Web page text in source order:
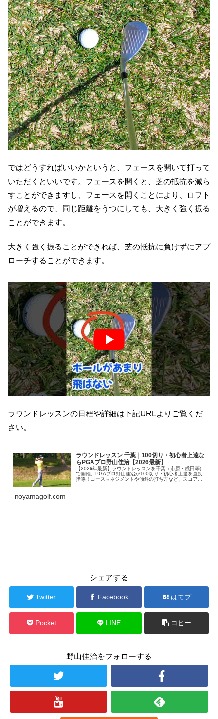
ではどうすればいいかというと、フェースを開いて打って
いただくといいです。フェースを開くと、芝の抵抗を減ら
すことができますし、フェースを開くことにより、ロフト
が増えるので、同じ距離をうつにしても、大きく強く振る
ことができます。
大きく強く振ることができれば、芝の抵抗に負けずにアプ
ローチすることができます。
ラウンドレッスンの日程や詳細は下記URLよりご覧くだ
さい。
ラウンドレッスン 千葉｜100切り・初心者上達な
らPGAプロ野山佳治【2026最新】
【2026年最新】ラウンドレッスンを千葉（市原・成田等）
で開催。PGAプロ野山佳治が100切り・初心者上達を直接
指導！コースマネジメントや傾斜の打ち方など、スコアに
noyamagolf.com
シェアする
Twitter Facebook はてブ
Pocket LINE コピー
野山佳治をフォローする